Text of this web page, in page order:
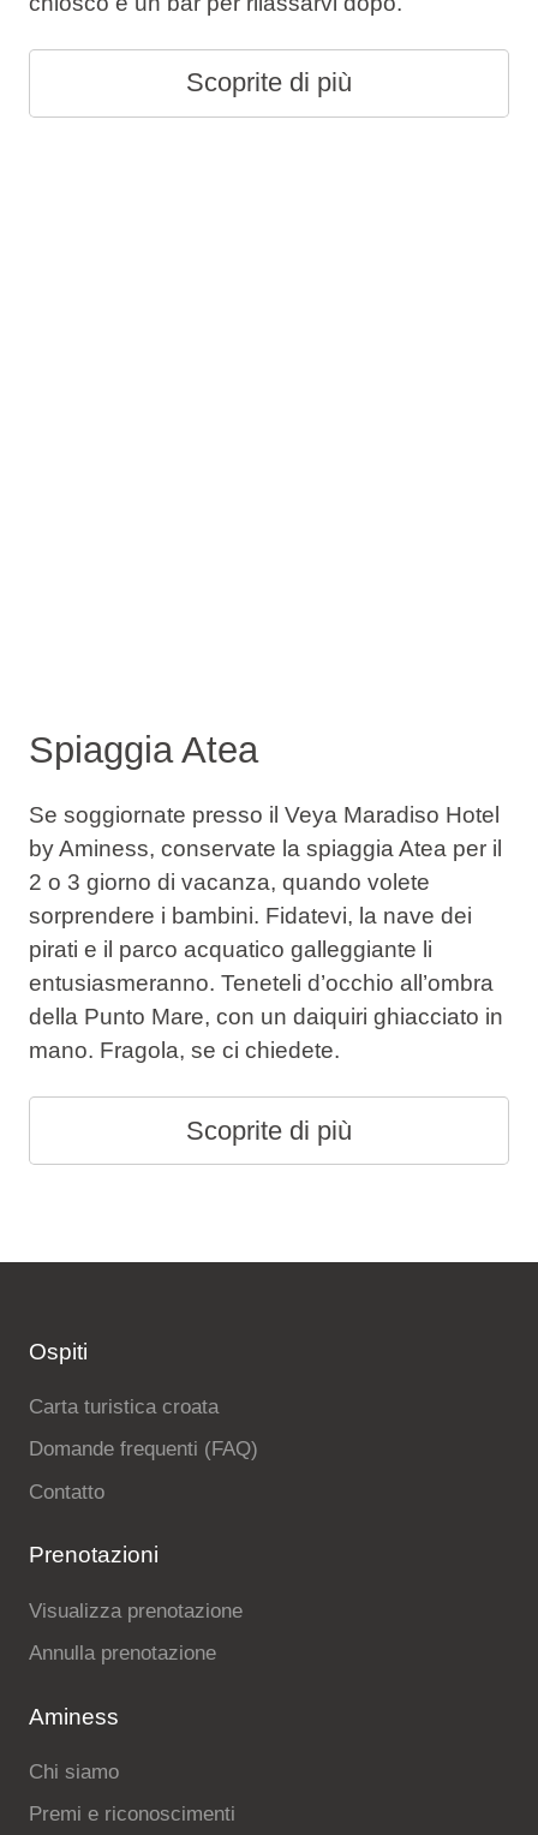
Scoprite di più
Spiaggia Atea
Se soggiornate presso il Veya Maradiso Hotel
by Aminess, conservate la spiaggia Atea per il
2 o 3 giorno di vacanza, quando volete
sorprendere i bambini. Fidatevi, la nave dei
pirati e il parco acquatico galleggiante li
entusiasmeranno. Teneteli d’occhio all’ombra
della Punto Mare, con un daiquiri ghiacciato in
mano. Fragola, se ci chiedete.
Scoprite di più
Ospiti
Carta turistica croata
Domande frequenti (FAQ)
Contatto
Prenotazioni
Visualizza prenotazione
Annulla prenotazione
Aminess
Chi siamo
Premi e riconoscimenti